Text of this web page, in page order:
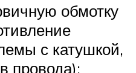
обмотку
с катушкой,
провода);